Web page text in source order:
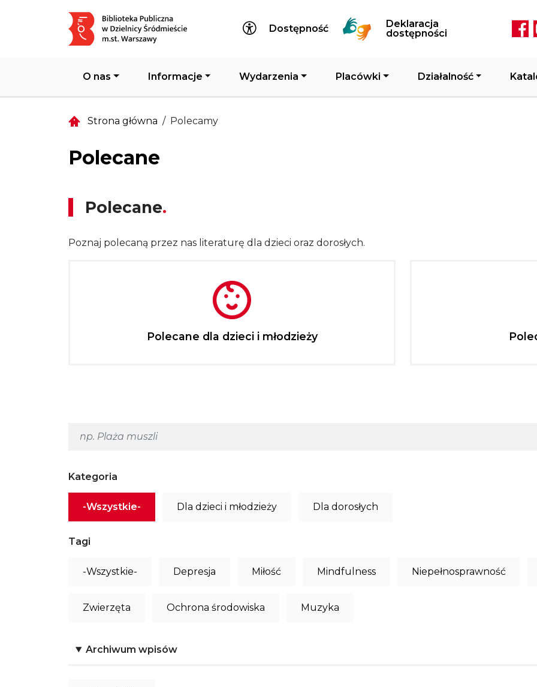
Dostępność
Deklaracja
dostępności
O nas Informacje Wydarzenia Placówki Działalność
Strona główna Polecamy
Polecane
Polecane
Poznaj polecaną przez nas literaturę dla dzieci oraz dorosłych.
Polecane dla dzieci i młodzieży
Kategoria
-Wszystkie- Dla dzieci i młodzieży Dla dorosłych
Tagi
-Wszystkie- Depresja Miłość Mindfulness Niepełnosprawność
Zwierzęta Ochrona środowiska Muzyka
Archiwum wpisów